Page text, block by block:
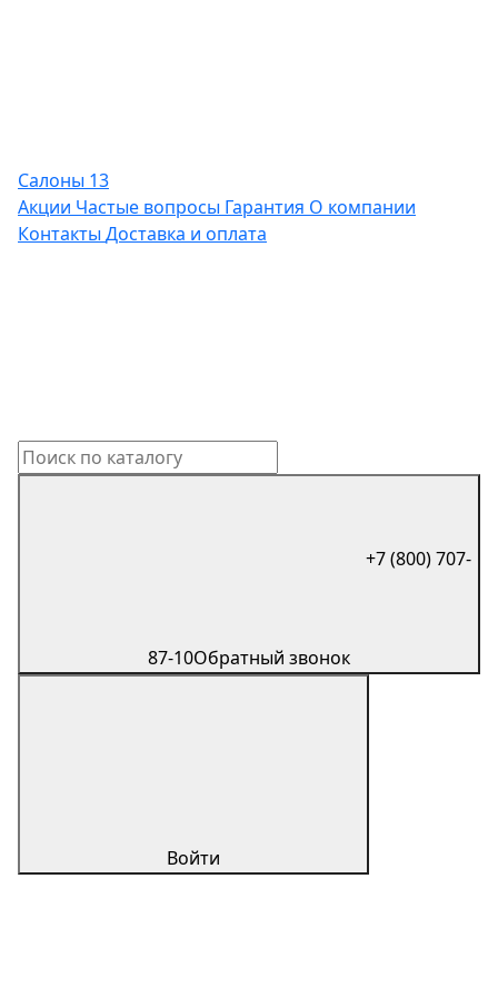
Салоны 13
Акции Частые вопросы Гарантия О компании
Контакты Доставка и оплата
+7 (800) 707-
87-10Обратный звонок
Войти